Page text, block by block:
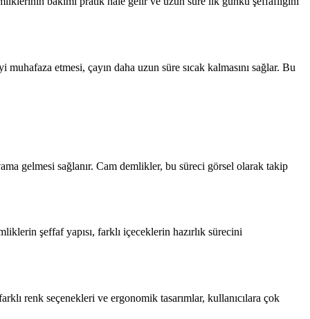
etmesi, çayın daha uzun süre sıcak kalmasını sağlar. Bu
gelmesi sağlanır. Cam demlikler, bu süreci görsel olarak takip
şeffaf yapısı, farklı içeceklerin hazırlık sürecini
renk seçenekleri ve ergonomik tasarımlar, kullanıcılara çok